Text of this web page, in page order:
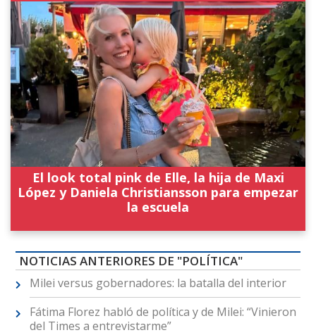
El look total pink de Elle, la hija de Maxi
López y Daniela Christiansson para empezar
la escuela
NOTICIAS ANTERIORES DE "POLÍTICA"
Milei versus gobernadores: la batalla del interior
Fátima Florez habló de política y de Milei: “Vinieron
del Times a entrevistarme”